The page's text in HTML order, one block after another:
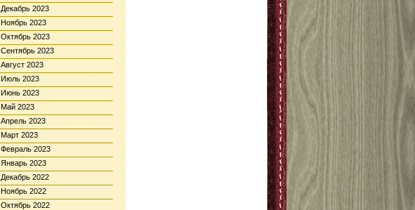
Декабрь 2023
Ноябрь 2023
Октябрь 2023
Сентябрь 2023
Август 2023
Июль 2023
Июнь 2023
Май 2023
Апрель 2023
Март 2023
Февраль 2023
Январь 2023
Декабрь 2022
Ноябрь 2022
Октябрь 2022